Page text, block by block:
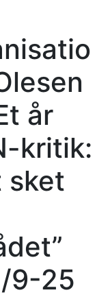
år
kritik:
sket
9-25